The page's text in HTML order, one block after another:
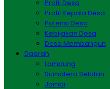
Profil Desa
Profil Kepala Desa
Potensi Desa
Kebijakan Desa
Desa Membangun
Daerah
Lampung
Sumatera Selatan
Jambi